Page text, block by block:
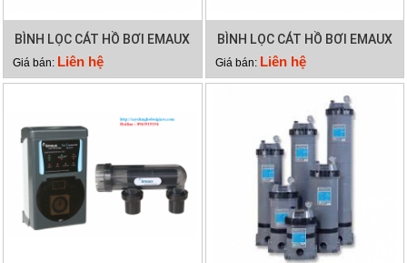
BÌNH LỌC CÁT HỒ BƠI EMAUX
V1200
Giá bán: Liên hệ
BÌNH LỌC CÁT HỒ BƠI EMAUX
V1000
Giá bán: Liên hệ